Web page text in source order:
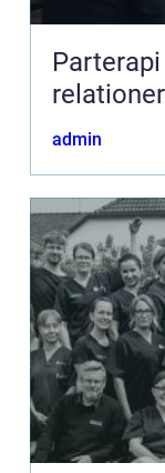
admin